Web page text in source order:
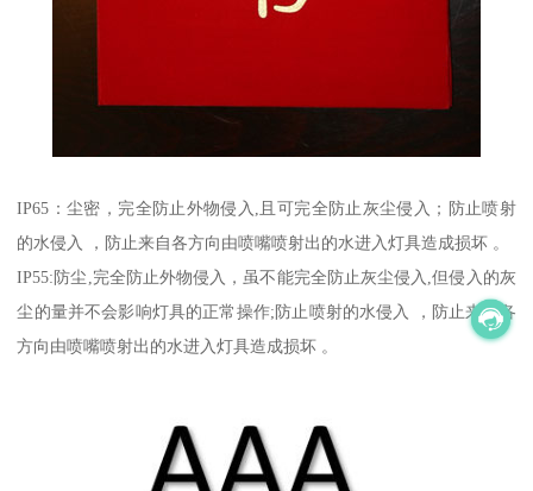
IP65：尘密，完全防止外物侵入,且可完全防止灰尘侵入；防止喷射
的水侵入 ，防止来自各方向由喷嘴喷射出的水进入灯具造成损坏 。
IP55:防尘,完全防止外物侵入，虽不能完全防止灰尘侵入,但侵入的灰
尘的量并不会影响灯具的正常操作;防止喷射的水侵入 ，防止来自各
方向由喷嘴喷射出的水进入灯具造成损坏 。